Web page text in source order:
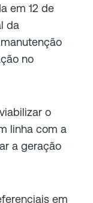
em 12 de
da
no
o
linha com a
a geração
em